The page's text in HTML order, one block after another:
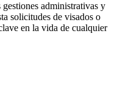
administrativas y
solicitudes de visados o
en la vida de cualquier